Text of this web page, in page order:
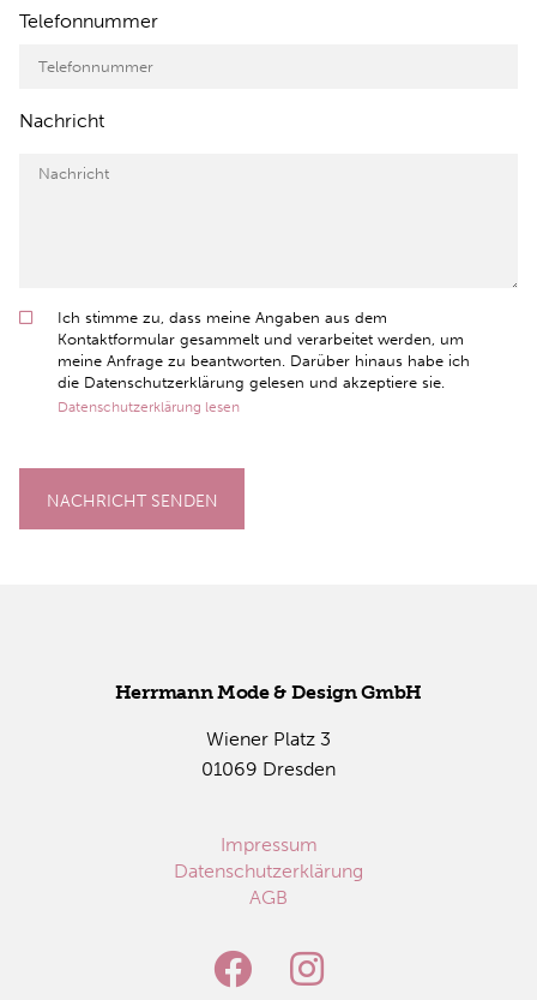
Telefonnummer
Nachricht
Ich stimme zu, dass meine Angaben aus dem
Kontaktformular gesammelt und verarbeitet werden, um
meine Anfrage zu beantworten. Darüber hinaus habe ich
die Datenschutzerklärung gelesen und akzeptiere sie.
Datenschutzerklärung lesen
NACHRICHT SENDEN
Herr­mann Mode & De­sign GmbH
Wie­ner Platz 3
01069 Dres­den
Impressum
Datenschutzerklärung
AGB